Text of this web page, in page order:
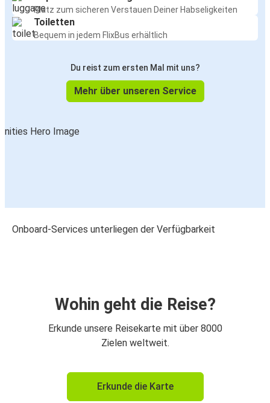
Platz zum sicheren Verstauen Deiner Habseligkeiten
Toiletten
Bequem in jedem FlixBus erhältlich
Du reist zum ersten Mal mit uns?
Mehr über unseren Service
Onboard-Services unterliegen der Verfügbarkeit
Wohin geht die Reise?
Erkunde unsere Reisekarte mit über 8000
Zielen weltweit.
Erkunde die Karte